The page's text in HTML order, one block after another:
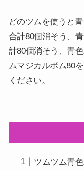
どのツムを使うと
合計80個消そう、
計80個消そう、青
ムマジカルボム80
ください。
ツムツム青